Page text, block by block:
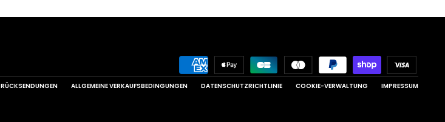
RÜCKSENDUNGEN ALLGEMEINE VERKAUFSBEDINGUNGEN DATENSCHUTZRICHTLINIE COOKIE-VERWALTUNG IMPRESSUM